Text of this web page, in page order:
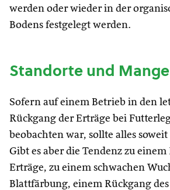
werden oder wieder in der
Bodens festgelegt werden.
Standorte und
Sofern auf einem Betrieb in den
Rückgang der Erträge bei
beobachten war, sollte alles
Gibt es aber die Tendenz zu
Erträge, zu einem schwachen
Blattfärbung, einem Rückgang des